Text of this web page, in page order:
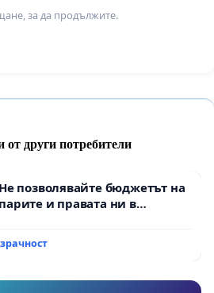
за да продължите.
други потребители
позволявайте бюджетът на
и правата ни в